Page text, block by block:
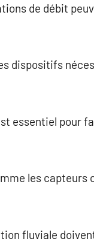
de débit
dispositifs
essentiel pour
les capteurs
fluviale